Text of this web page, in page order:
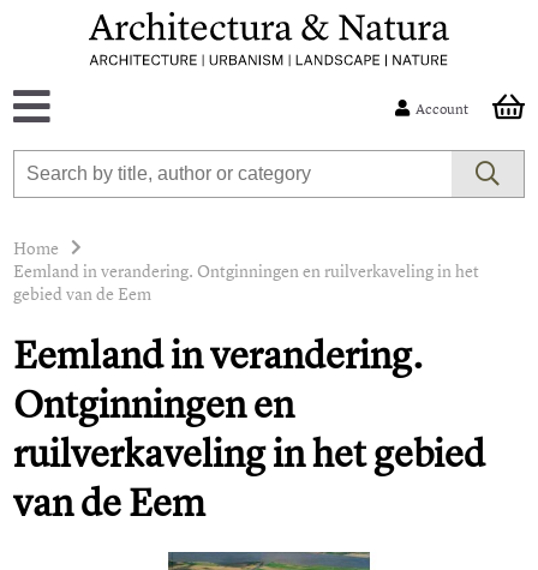
Account
Home
Eemland in verandering. Ontginningen en ruilverkaveling in het
gebied van de Eem
Eemland in verandering.
Ontginningen en
ruilverkaveling in het gebied
van de Eem